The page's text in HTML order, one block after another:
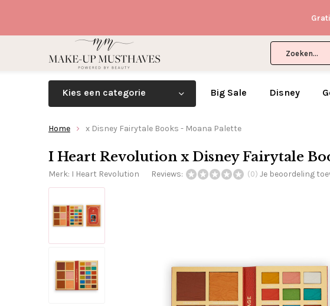
Kies een categorie Big Sale Disney
Home x Disney Fairytale Books - Moana Palette
I Heart Revolution x Disney Fairytale
Merk: I Heart Revolution Reviews: (0) Je beoordeling